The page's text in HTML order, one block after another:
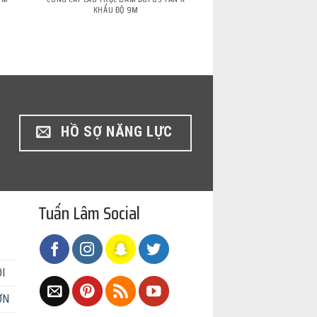
KHẨU ĐỘ 9M
HỒ SỢ NĂNG LỰC
Tuấn Lâm Social